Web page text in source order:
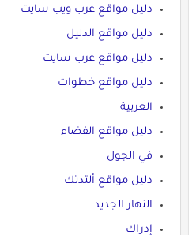
دليل مواقع عرب ويب سايت
دليل مواقع الدليل
دليل مواقع عرب سايت
دليل مواقع خطوات
العربية
دليل مواقع الفضاء
في الجول
دليل مواقع ألتدتك
النهار الجديد
إدراك